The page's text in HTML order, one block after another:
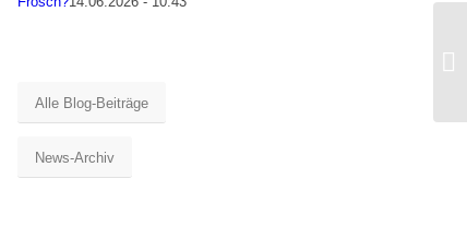
Alle Blog-Beiträge
News-Archiv